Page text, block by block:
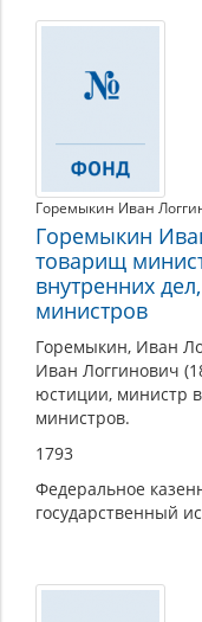
Горемыкин Иван
Горемыкин
товарищ
внутренних
министров
Горемыкин, Иван
Иван Логгинович
юстиции, министр
министров.
1793
Федеральное
государственный